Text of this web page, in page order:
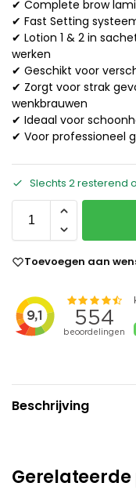
✔ Complete brow
✔ Fast Setting
✔ Lotion 1 & 2 in
werken
✔ Geschikt voor
✔ Zorgt voor strak
wenkbrauwen
✔ Ideaal voor
✔ Voor professioneel
Slechts 2 resterend
Toevoegen aan
Beschrijving